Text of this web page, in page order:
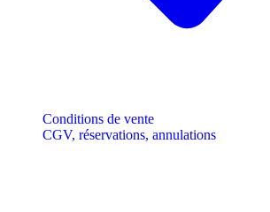
Conditions de vente
CGV, réservations, annulations